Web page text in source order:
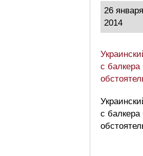
26 января
2014
с
с